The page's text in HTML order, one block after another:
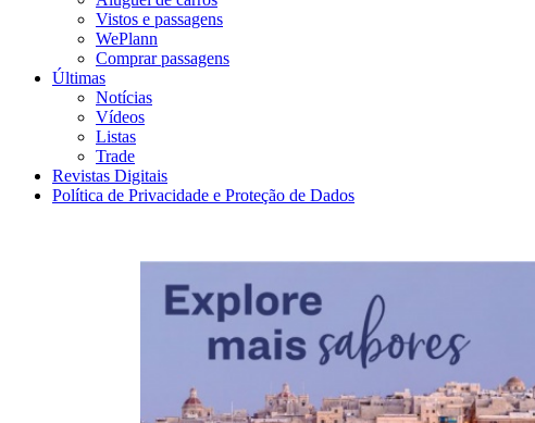
Vistos e passagens
WePlann
Comprar passagens
Últimas
Notícias
Vídeos
Listas
Trade
Revistas Digitais
Política de Privacidade e Proteção de Dados